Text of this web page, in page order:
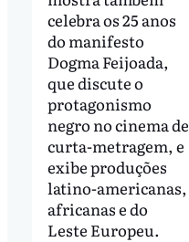
celebra os 25 anos
do manifesto
Dogma Feijoada,
que discute o
protagonismo
negro no cinema de
curta-metragem, e
exibe produções
latino-americanas,
africanas e do
Leste Europeu.